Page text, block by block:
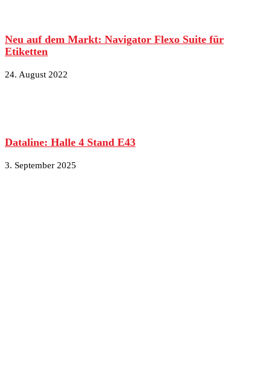
Neu auf dem Markt: Navigator Flexo Suite für
Etiketten
24. August 2022
Dataline: Halle 4 Stand E43
3. September 2025